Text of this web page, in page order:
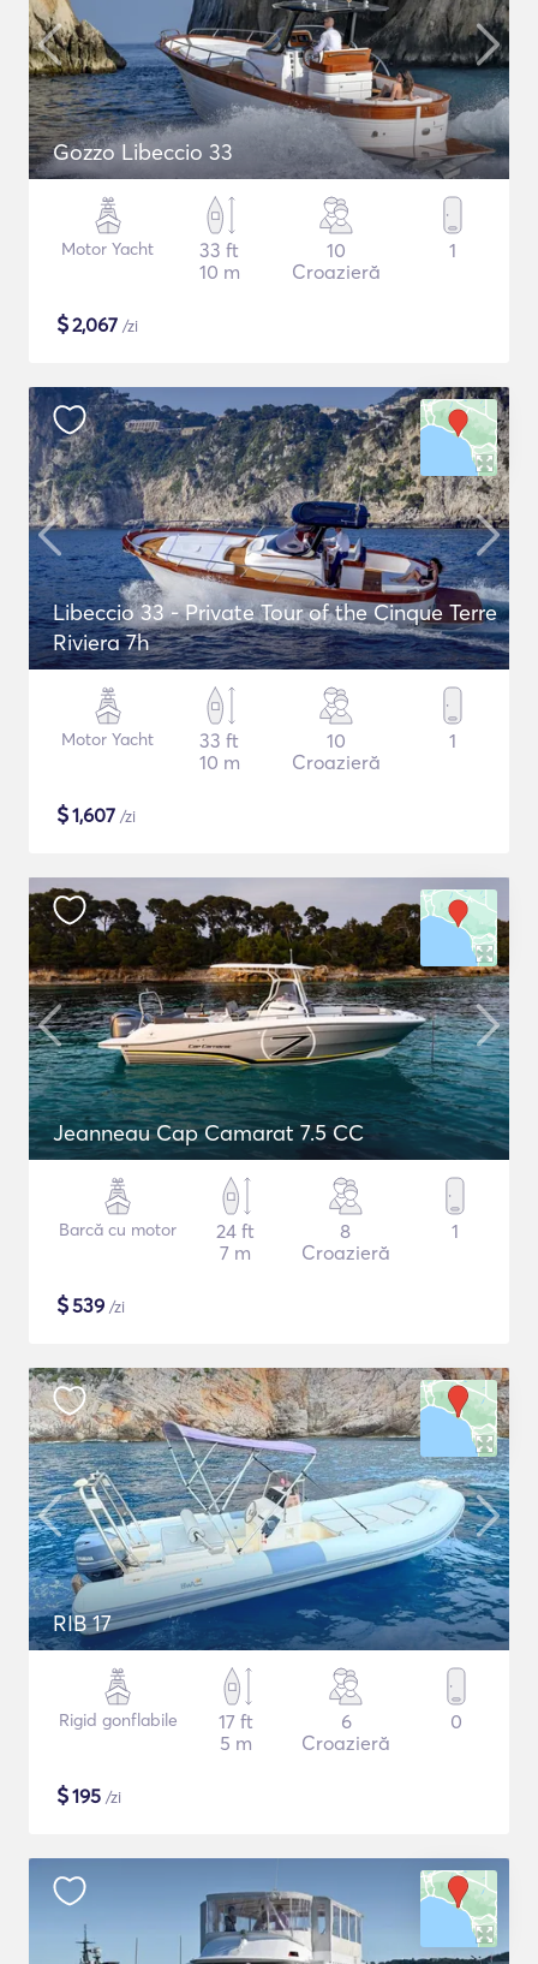
Gozzo Libeccio 33
Motor Yacht
33 ft
10 m
10
Croazieră
1
$2,067 /zi
Libeccio 33 - Private Tour of the Cinque Terre
Riviera 7h
Motor Yacht
33 ft
10 m
10
Croazieră
1
$1,607 /zi
Jeanneau Cap Camarat 7.5 CC
Barcă cu motor
24 ft
7 m
8
Croazieră
1
$539 /zi
RIB 17
Rigid gonflabile
17 ft
5 m
6
Croazieră
0
$195 /zi